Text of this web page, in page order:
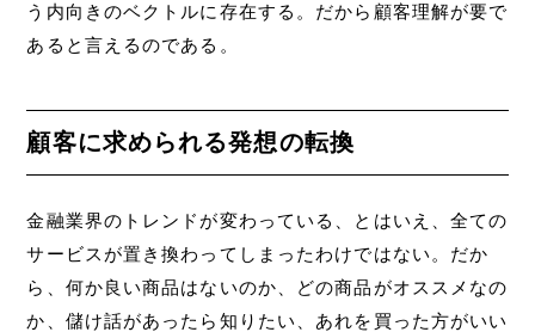
う内向きのベクトルに存在する。だから顧客理解が要で
あると言えるのである。
顧客に求められる発想の転換
金融業界のトレンドが変わっている、とはいえ、全ての
サービスが置き換わってしまったわけではない。だか
ら、何か良い商品はないのか、どの商品がオススメなの
か、儲け話があったら知りたい、あれを買った方がいい